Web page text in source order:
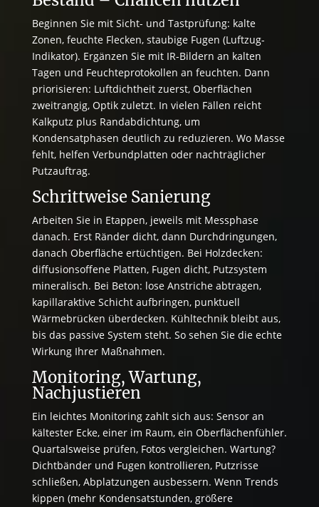
Beginnen Sie mit Sicht- und Tastprüfung: kalte
Zonen, feuchte Flecken, staubige Fugen (Luftzug-
Indikator). Ergänzen Sie mit IR-Bildern an kalten
Tagen und Feuchteprotokollen an feuchten. Dann
priorisieren: Luftdichtheit zuerst, Oberflächen
zweitrangig, Optik zuletzt. In vielen Fällen reicht
Kalkputz plus Randabdichtung, um
Kondensatphasen deutlich zu reduzieren. Wo Masse
fehlt, helfen Verbundplatten oder nachträglicher
Putzauftrag.
Schrittweise Sanierung
Arbeiten Sie in Etappen, jeweils mit Messphase
danach. Erst Ränder dicht, dann Durchdringungen,
danach Oberfläche ertüchtigen. Bei Holzdecken:
diffusionsoffene Platten, Fugen dicht, Putzsystem
mineralisch. Bei Beton: lose Anstriche abtragen,
kapillaraktive Schicht aufbringen, punktuell
Wärmebrücken überdecken. Kühltechnik bleibt aus,
bis das passive System steht. So sehen Sie die echte
Wirkung Ihrer Maßnahmen.
Monitoring, Wartung,
Nachjustieren
Ein leichtes Monitoring zahlt sich aus: Sensor an
kältester Ecke, einer im Raum, ein Oberflächenfühler.
Quartalsweise prüfen, Fotos vergleichen. Wartung?
Dichtbänder und Fugen kontrollieren, Putzrisse
schließen, Abplatzungen ausbessern. Wenn Trends
kippen (mehr Kondensatstunden, größere